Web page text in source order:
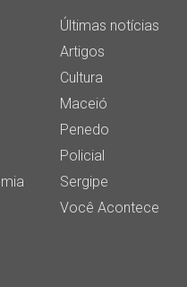
Últimas notícias
Artigos
Cultura
Maceió
Penedo
Policial
Sergipe
Você Acontece